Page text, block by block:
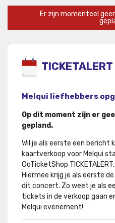
Er zijn momenteel
TICKETALERT
Melqui liefhebbers
Op dit moment zijn er
gepland.
Wil je als eerste een bericht
kaartverkoop voor Melqui
GoTicketShop TICKETALERT.
Hiermee krijg je als eerste
dit concert. Zo weet je als
tickets in de verkoop gaan
Melqui evenement!